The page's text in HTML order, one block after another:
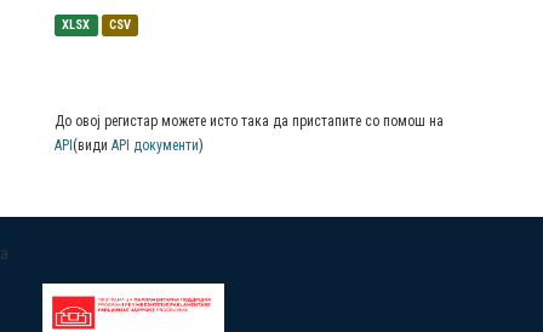
XLSX CSV
До овој регистар можете исто така да пристапите со помош на
API (види API документи)
a